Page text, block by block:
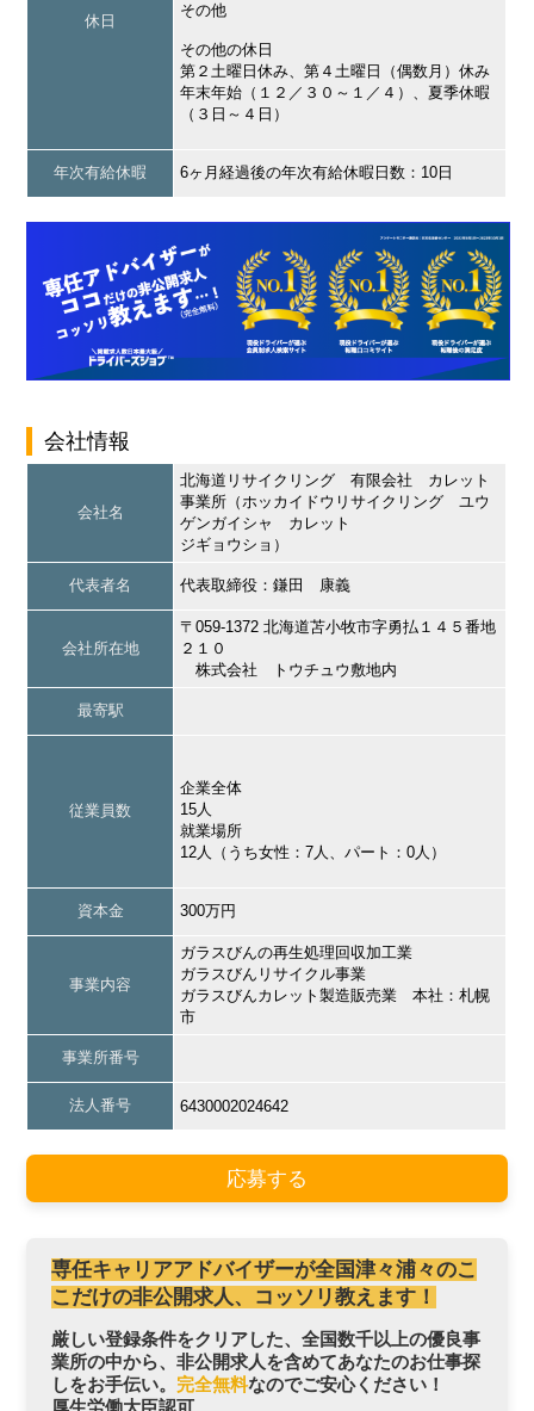
休日
その他
その他の休日
第２土曜日休み、第４土曜日（偶数月）休み
年末年始（１２／３０～１／４）、夏季休暇
（３日～４日）
年次有給休暇 6ヶ月経過後の年次有給休暇日数：10日
会社情報
会社名
北海道リサイクリング 有限会社 カレット
事業所（ホッカイドウリサイクリング ユウ
ゲンガイシャ カレット
ジギョウショ）
代表者名 代表取締役：鎌田 康義
会社所在地
〒059-1372 北海道苫小牧市字勇払１４５番地
２１０
株式会社 トウチュウ敷地内
最寄駅
従業員数
企業全体
15人
就業場所
12人（うち女性：7人、パート：0人）
資本金 300万円
事業内容
ガラスびんの再生処理回収加工業
ガラスびんリサイクル事業
ガラスびんカレット製造販売業 本社：札幌
市
事業所番号
法人番号 6430002024642
応募する
専任キャリアアドバイザーが全国津々浦々のこ
こだけの非公開求人、コッソリ教えます！
厳しい登録条件をクリアした、全国数千以上の優良事
業所の中から、非公開求人を含めてあなたのお仕事探
しをお手伝い。 完全無料なのでご安心ください！
厚生労働大臣認可